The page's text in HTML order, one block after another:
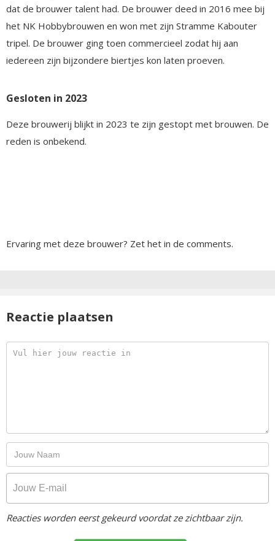
dat de brouwer talent had. De brouwer deed in 2016 mee bij
het NK Hobbybrouwen en won met zijn Stramme Kabouter
tripel. De brouwer ging toen commercieel zodat hij aan
iedereen zijn bijzondere biertjes kon laten proeven.
Gesloten in 2023
Deze brouwerij blijkt in 2023 te zijn gestopt met brouwen. De
reden is onbekend.
Ervaring met deze brouwer? Zet het in de comments.
Reactie plaatsen
Reacties worden eerst gekeurd voordat ze zichtbaar zijn.